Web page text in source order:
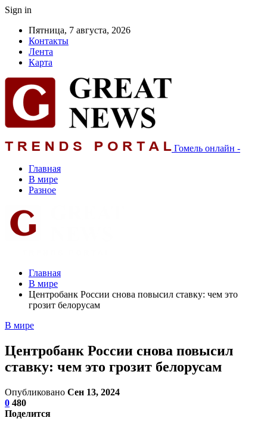
Sign in
Пятница, 7 августа, 2026
Контакты
Лента
Карта
Гомель онлайн -
Главная
В мире
Разное
Главная
В мире
Центробанк России снова повысил ставку: чем это
грозит белорусам
В мире
Центробанк России снова повысил
ставку: чем это грозит белорусам
Опубликовано Сен 13, 2024
0 480
Поделится